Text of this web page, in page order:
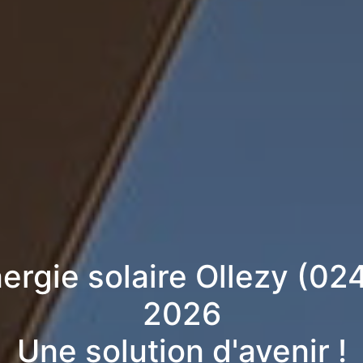
solaire Ollezy
2026
Une solution d'avenir !